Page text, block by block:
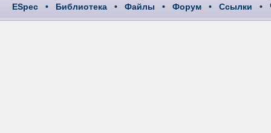
ESpec • Библиотека • Файлы • Форум • Ссылки •